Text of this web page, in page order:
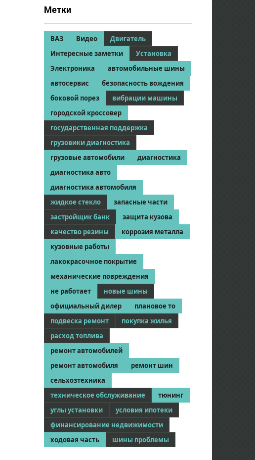
Метки
ВАЗ Видео
Двигатель
Интересные заметки
Установка
Электроника
автомобильные шины
автосервис
безопасность вождения
боковой порез
вибрации машины
городской кроссовер
государственная поддержка
грузовики диагностика
грузовые автомобили
диагностика
диагностика авто
диагностика автомобиля
жидкое стекло
запасные части
застройщик банк
защита кузова
качество резины
коррозия металла
кузовные работы
лакокрасочное покрытие
механические повреждения
не работает
новые шины
официальный дилер
плановое то
подвеска ремонт
покупка жилья
расход топлива
ремонт автомобилей
ремонт автомобиля
ремонт шин
сельхозтехника
техническое обслуживание
тюнинг
углы установки
условия ипотеки
финансирование недвижимости
ходовая часть
шины проблемы